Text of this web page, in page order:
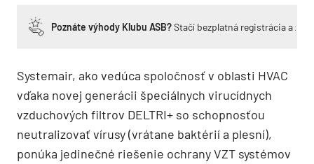
Poznáte výhody Klubu ASB?Stačí bezplatná registrácia a
Systemair, ako vedúca spoločnosť v oblasti HVAC
vďaka novej generácii špeciálnych virucídnych
vzduchových filtrov DELTRI+ so schopnosťou
neutralizovať vírusy (vrátane baktérií a plesní),
ponúka jedinečné riešenie ochrany VZT systémov